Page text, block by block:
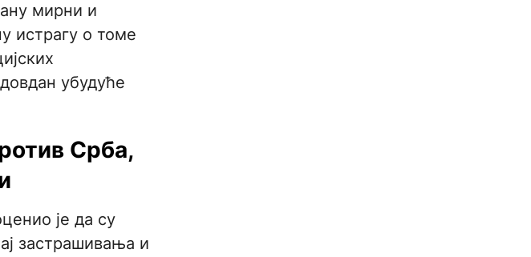
мирни и
истрагу о томе
убудуће
Срба,
је да су
застрашивања и